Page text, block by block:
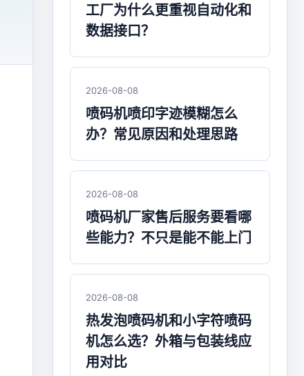
工厂为什么更重视自动化和
数据接口？
2026-08-08
喷码机喷印字迹模糊怎么
办？常见原因和处理思路
2026-08-08
喷码机厂家售后服务要看哪
些能力？不只是能不能上门
2026-08-08
热发泡喷码机和小字符喷码
机怎么选？外箱与包装线应
用对比